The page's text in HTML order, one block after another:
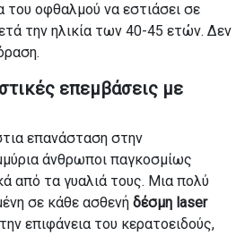
του οφθαλμού να εστιάσει σε
την ηλικία των 40-45 ετών. Δεν
επεμβάσεις με
επανάσταση στην
άνθρωποι παγκοσμίως
από τα γυαλιά τους. Μια πολύ
σε κάθε ασθενή δέσμη laser
επιφάνεια του κερατοειδούς,